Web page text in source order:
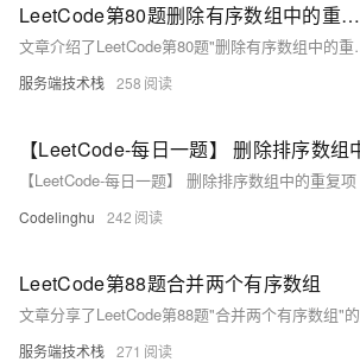
LeetCode第80题删除有序数组中的重复项 II
文章介绍了LeetCode第80题"删除有序
服务端技术栈 258
【LeetCode-每日一题】 删除排序数组
【LeetCode-每日一题】 删除排序数组中的重复项
Codelinghu 242
LeetCode第88题合并两个有序数组
服务端技术栈 271